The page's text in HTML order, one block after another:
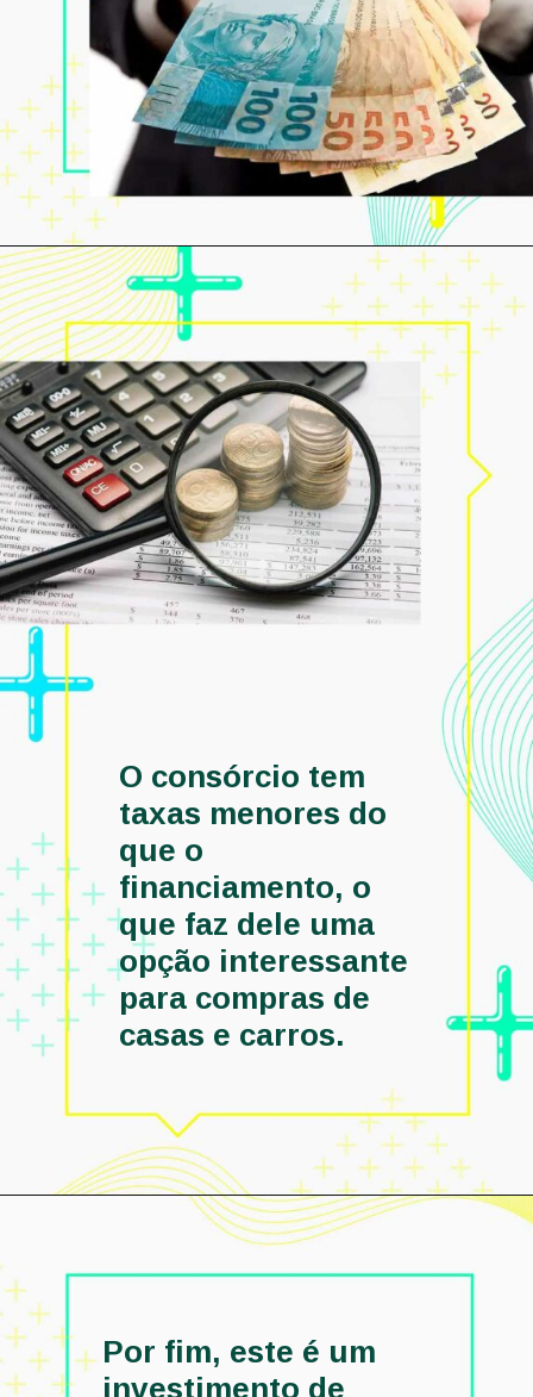
O consórcio tem
taxas menores do
que o
financiamento, o
que faz dele uma
opção interessante
para compras de
casas e carros.
Por fim, este é um
investimento de